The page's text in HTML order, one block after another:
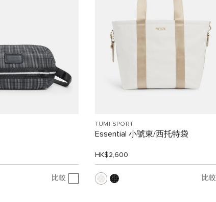
比較
TUMI SPORT
Essential 小號東/西托特袋
HK$2,600
比較